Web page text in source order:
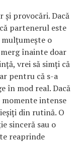
și provocări. Dacă
partenerul este
o
înainte doar
vrei să simți că
pentru că s-a
în mod real. Dacă
momente intense
din rutină. O
sinceră sau o
reaprinde